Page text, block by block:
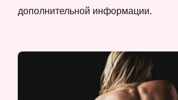
дополнительной информации.